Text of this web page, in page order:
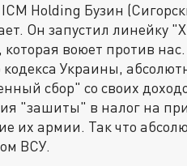
Holding Бузин
Он запустил линейку
воюет против нас.
Украины,
сбор" со своих
"зашиты" в налог на
их армии. Так что
ВСУ.